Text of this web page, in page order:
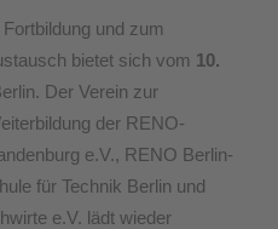
und zum
bietet sich vom 10.
Der Verein zur
der RENO-
e.V., RENO Berlin-
für Technik Berlin und
e.V. lädt wieder